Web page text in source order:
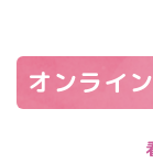
オンライ